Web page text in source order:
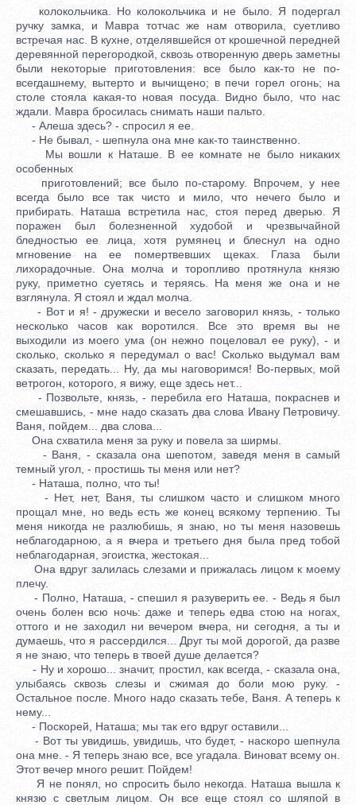
колокольчика. Но колокольчика и не было. Я подергал
ручку замка, и Мавра тотчас же нам отворила, суетливо
встречая нас. В кухне, отделявшейся от крошечной передней
деревянной перегородкой, сквозь отворенную дверь заметны
были некоторые приготовления: все было как-то не по-
всегдашнему, вытерто и вычищено; в печи горел огонь; на
столе стояла какая-то новая посуда. Видно было, что нас
ждали. Мавра бросилась снимать наши пальто.
- Алеша здесь? - спросил я ее.
- Не бывал, - шепнула она мне как-то таинственно.
Мы вошли к Наташе. В ее комнате не было никаких
особенных
приготовлений; все было по-старому. Впрочем, у нее
всегда было все так чисто и мило, что нечего было и
прибирать. Наташа встретила нас, стоя перед дверью. Я
поражен был болезненной худобой и чрезвычайной
бледностью ее лица, хотя румянец и блеснул на одно
мгновение на ее помертвевших щеках. Глаза были
лихорадочные. Она молча и торопливо протянула князю
руку, приметно суетясь и теряясь. На меня же она и не
взглянула. Я стоял и ждал молча.
- Вот и я! - дружески и весело заговорил князь, - только
несколько часов как воротился. Все это время вы не
выходили из моего ума (он нежно поцеловал ее руку), - и
сколько, сколько я передумал о вас! Сколько выдумал вам
сказать, передать... Ну, да мы наговоримся! Во-первых, мой
ветрогон, которого, я вижу, еще здесь нет...
- Позвольте, князь, - перебила его Наташа, покраснев и
смешавшись, - мне надо сказать два слова Ивану Петровичу.
Ваня, пойдем... два слова...
Она схватила меня за руку и повела за ширмы.
- Ваня, - сказала она шепотом, заведя меня в самый
темный угол, - простишь ты меня или нет?
- Наташа, полно, что ты!
- Нет, нет, Ваня, ты слишком часто и слишком много
прощал мне, но ведь есть же конец всякому терпению. Ты
меня никогда не разлюбишь, я знаю, но ты меня назовешь
неблагодарною, а я вчера и третьего дня была пред тобой
неблагодарная, эгоистка, жестокая...
Она вдруг залилась слезами и прижалась лицом к моему
плечу.
- Полно, Наташа, - спешил я разуверить ее. - Ведь я был
очень болен всю ночь: даже и теперь едва стою на ногах,
оттого и не заходил ни вечером вчера, ни сегодня, а ты и
думаешь, что я рассердился... Друг ты мой дорогой, да разве
я не знаю, что теперь в твоей душе делается?
- Ну и хорошо... значит, простил, как всегда, - сказала она,
улыбаясь сквозь слезы и сжимая до боли мою руку. -
Остальное после. Много надо сказать тебе, Ваня. А теперь к
нему...
- Поскорей, Наташа; мы так его вдруг оставили...
- Вот ты увидишь, увидишь, что будет, - наскоро шепнула
она мне. - Я теперь знаю все, все угадала. Виноват всему он.
Этот вечер много решит. Пойдем!
Я не понял, но спросить было некогда. Наташа вышла к
князю с светлым лицом. Он все еще стоял со шляпой в